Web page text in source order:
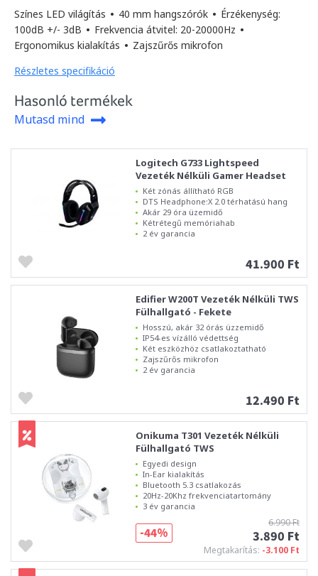
Színes LED világítás • 40 mm hangszórók • Érzékenység:
100dB +/- 3dB • Frekvencia átvitel: 20-20000Hz •
Ergonomikus kialakítás • Zajszűrős mikrofon
Részletes specifikáció
Hasonló termékek
Mutasd mind
Logitech G733 Lightspeed
Vezeték Nélküli Gamer Headset
Két zónás állítható RGB
DTS Headphone:X 2.0 térhatású hang
Akár 29 óra üzemidő
Kétrétegű memóriahab
2 év garancia
41.900 Ft
Edifier W200T Vezeték Nélküli TWS
Fülhallgató - Fekete
Hosszú, akár 32 órás üzzemidő
IP54-es vízálló védettség
Két eszközhöz csatlakoztatható
Zajszűrős mikrofon
2 év garancia
12.490 Ft
Onikuma T301 Vezeték Nélküli
Fülhallgató TWS
Egyedi design
In-Ear kialakítás
Bluetooth 5.3 csatlakozás
20Hz-20Khz frekvenciatartomány
3 év garancia
6.990 Ft
3.890 Ft
Megtakarítás: -3.100 Ft
-44%